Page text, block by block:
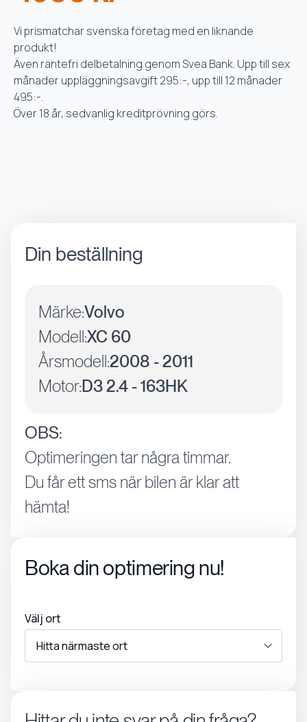
Vi prismatchar svenska företag med en liknande
produkt!
Även räntefri delbetalning genom Svea Bank. Upp till sex
månader uppläggningsavgift 295:-, upp till 12 månader
495:-.
Över 18 år, sedvanlig kreditprövning görs.
Din beställning
Märke:Volvo
Modell:XC 60
Årsmodell:2008 - 2011
Motor:D3 2.4 - 163HK
OBS:
Optimeringen tar några timmar.
Du får ett sms när bilen är klar att
hämta!
Boka din optimering nu!
Välj ort